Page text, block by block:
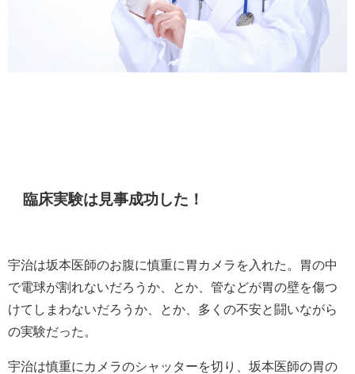
臨床実験は見事成功した！
宇治は坂本医師のお腹に慎重に胃カメラを入れた。胃の中
で電球が割れないだろうか、とか、管などが胃の壁を傷つ
けてしまわないだろうか、とか、多くの不安と闘いながら
の実験だった。
宇治は慎重にカメラのシャッターを切り、坂本医師の胃の